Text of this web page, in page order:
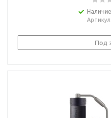
Артикул
Под